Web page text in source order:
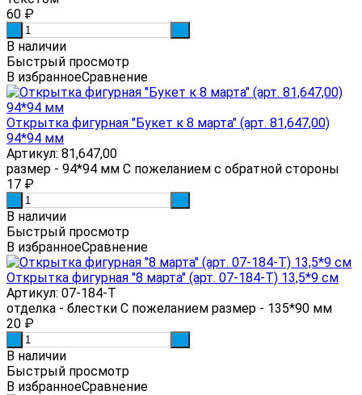
60 ₽
В наличии
Быстрый просмотр
В избранноеСравнение
Открытка фигурная "Букет к 8 марта" (арт. 81,647,00)
94*94 мм
Артикул: 81,647,00
размер - 94*94 мм С пожеланием с обратной стороны
17 ₽
В наличии
Быстрый просмотр
В избранноеСравнение
Открытка фигурная "8 марта" (арт. 07-184-T) 13,5*9 см
Артикул: 07-184-T
отделка - блестки С пожеланием размер - 135*90 мм
20 ₽
В наличии
Быстрый просмотр
В избранноеСравнение